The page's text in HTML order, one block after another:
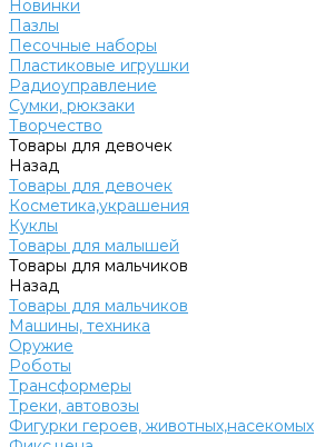
Новинки
Пазлы
Песочные наборы
Пластиковые игрушки
Радиоуправление
Сумки, рюкзаки
Творчество
Товары для девочек
Назад
Товары для девочек
Косметика,украшения
Куклы
Товары для малышей
Товары для мальчиков
Назад
Товары для мальчиков
Машины, техника
Оружие
Роботы
Трансформеры
Треки, автовозы
Фигурки героев, животных,насекомых